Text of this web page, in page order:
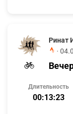
Ринат
·
Длительность
00:13:23